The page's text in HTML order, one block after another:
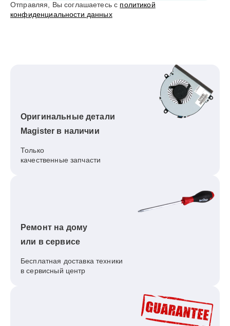
Отправляя, Вы соглашаетесь с политикой
конфиденциальности данных
Оригинальные детали
Magister в наличии
Только
качественные запчасти
Ремонт на дому
или в сервисе
Бесплатная доставка техники
в сервисный центр